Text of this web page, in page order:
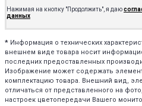
Нажимая на кнопку "Продолжить", я даю
данных
* Информация о технических
внешнем виде товара носит
последних предоставленных
Изображение может содержать
комплектацию товара. Внешний вид,
отличаться от представленного на
настроек цветопередачи Вашего